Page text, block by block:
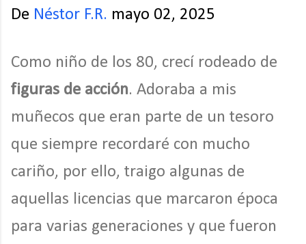
De Néstor F.R. mayo 02, 2025
Como niño de los 80, crecí rodeado de
figuras de acción. Adoraba a mis
muñecos que eran parte de un tesoro
que siempre recordaré con mucho
cariño, por ello, traigo algunas de
aquellas licencias que marcaron época
para varias generaciones y que fueron